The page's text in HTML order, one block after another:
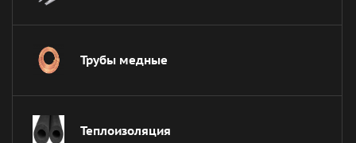
Трубы медные
Теплоизоляция